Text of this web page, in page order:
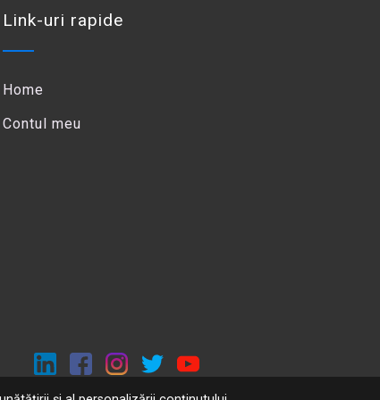
Link-uri rapide
Home
Contul meu